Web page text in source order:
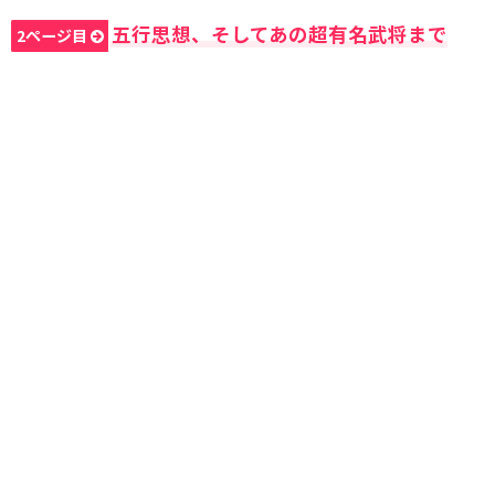
2ページ目 五行思想、そしてあの超有名武将まで